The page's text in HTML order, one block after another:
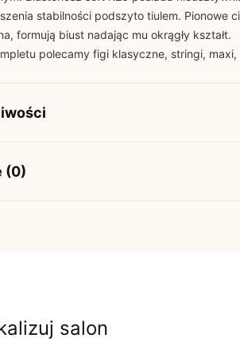
stabilności podszyto tiulem. Pionowe
formują biust nadając mu okrągły kształt.
polecamy figi klasyczne, stringi,
(0)
W naszej witrynie opinie mogą dodawać tylko
salon